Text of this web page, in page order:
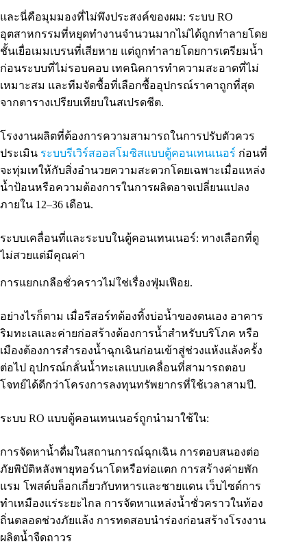
และนี่คือมุมมองที่ไม่พึงประสงค์ของผม: ระบบ RO
อุตสาหกรรมที่หยุดทำงานจำนวนมากไม่ได้ถูกทำลายโดย
ชั้นเยื่อเมมเบรนที่เสียหาย แต่ถูกทำลายโดยการเตรียมน้ำ
ก่อนระบบที่ไม่รอบคอบ เทคนิคการทำความสะอาดที่ไม่
เหมาะสม และทีมจัดซื้อที่เลือกซื้ออุปกรณ์ราคาถูกที่สุด
จากตารางเปรียบเทียบในสเปรดชีต.
โรงงานผลิตที่ต้องการความสามารถในการปรับตัวควร
ประเมิน ระบบรีเวิร์สออสโมซิสแบบตู้คอนเทนเนอร์ ก่อนที่
จะทุ่มเทให้กับสิ่งอำนวยความสะดวกโดยเฉพาะเมื่อแหล่ง
น้ำป้อนหรือความต้องการในการผลิตอาจเปลี่ยนแปลง
ภายใน 12–36 เดือน.
ระบบเคลื่อนที่และระบบในตู้คอนเทนเนอร์: ทางเลือกที่ดู
ไม่สวยแต่มีคุณค่า
การแยกเกลือชั่วคราวไม่ใช่เรื่องฟุ่มเฟือย.
อย่างไรก็ตาม เมื่อรีสอร์ทต้องทิ้งบ่อน้ำของตนเอง อาคาร
ริมทะเลและค่ายก่อสร้างต้องการน้ำสำหรับบริโภค หรือ
เมืองต้องการสำรองน้ำฉุกเฉินก่อนเข้าสู่ช่วงแห้งแล้งครั้ง
ต่อไป อุปกรณ์กลั่นน้ำทะเลแบบเคลื่อนที่สามารถตอบ
โจทย์ได้ดีกว่าโครงการลงทุนทรัพยากรที่ใช้เวลาสามปี.
ระบบ RO แบบตู้คอนเทนเนอร์ถูกนำมาใช้ใน:
การจัดหาน้ำดื่มในสถานการณ์ฉุกเฉิน การตอบสนองต่อ
ภัยพิบัติหลังพายุทอร์นาโดหรือท่อแตก การสร้างค่ายพัก
แรม โพสต์บล็อกเกี่ยวกับทหารและชายแดน เว็บไซต์การ
ทำเหมืองแร่ระยะไกล การจัดหาแหล่งน้ำชั่วคราวในท้อง
ถิ่นตลอดช่วงภัยแล้ง การทดสอบนำร่องก่อนสร้างโรงงาน
ผลิตน้ำจืดถาวร